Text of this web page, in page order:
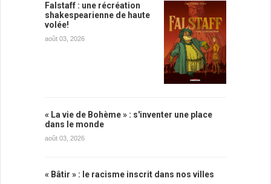
Falstaff : une récréation
shakespearienne de haute
volée!
août 03, 2026
« La vie de Bohème » : s'inventer une place
dans le monde
août 03, 2026
« Bâtir » : le racisme inscrit dans nos villes